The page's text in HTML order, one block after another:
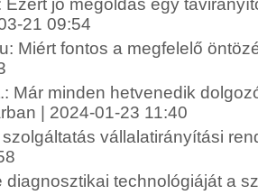
Ezért jó megoldás egy
21 09:54
Miért fontos a megfelelő
Már minden hetvenedik
| 2024-01-23 11:40
vállalatirányítási
diagnosztikai technológiáját a